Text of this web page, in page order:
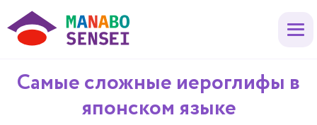
Самые сложные иероглифы в
японском языке